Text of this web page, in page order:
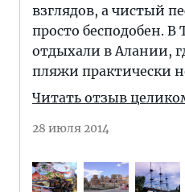
взглядов, а чистый
просто бесподобен.
отдыхали в Алании,
пляжи практически
Читать отзыв
28 июля 2014